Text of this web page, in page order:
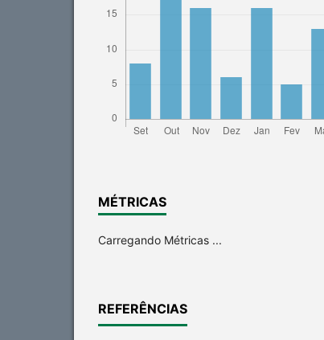
MÉTRICAS
Carregando Métricas ...
REFERÊNCIAS